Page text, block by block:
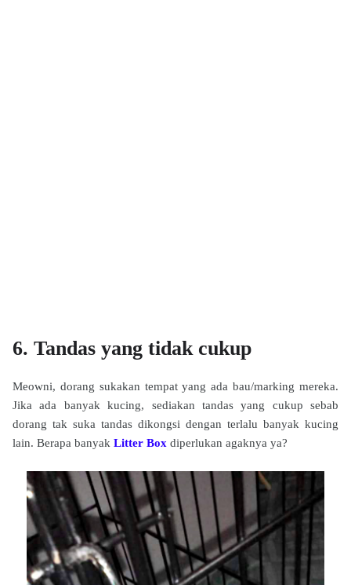
6. Tandas yang tidak cukup
Meowni, dorang sukakan tempat yang ada bau/marking mereka.
Jika ada banyak kucing, sediakan tandas yang cukup sebab
dorang tak suka tandas dikongsi dengan terlalu banyak kucing
lain. Berapa banyak Litter Box diperlukan agaknya ya?